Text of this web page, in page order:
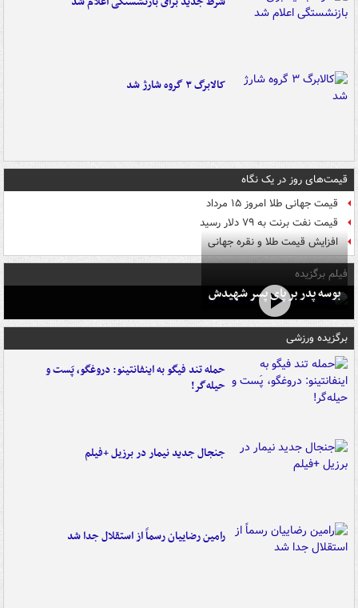
کالابرگ ۳ گروه شارژ شد
قیمت‌های روز در یک نگاه
قیمت جهانی طلا امروز ۱۵ مرداد
قیمت نفت برنت به ۷۹ دلار رسید
افزایش قیمت طلا و نقره جهانی
فیلم برگزیده
بوسه‌ پدر بر پای پسر شهیدش
برگزیده ورزشی
حمله تند فیگو به اینفانتینو: دروغگو، پَست‌ و
حیله‌گر!
جنجال جدید نیمار در برزیل +فیلم
رامین رضاییان رسماً از استقلال جدا شد